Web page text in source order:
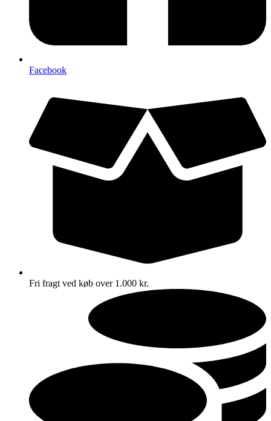
Facebook
Fri fragt ved køb over 1.000 kr.